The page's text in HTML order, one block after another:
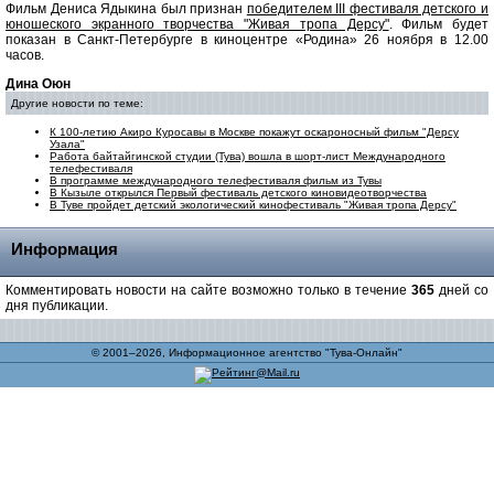
Фильм Дениса Ядыкина был признан победителем III фестиваля детского и
юношеского экранного творчества "Живая тропа Дерсу". Фильм будет
показан в Санкт-Петербурге в киноцентре «Родина» 26 ноября в 12.00
часов.
Дина Оюн
Другие новости по теме:
К 100-летию Акиро Куросавы в Москве покажут оскароносный фильм "Дерсу
Узала"
Работа байтайгинской студии (Тува) вошла в шорт-лист Международного
телефестиваля
В программе международного телефестиваля фильм из Тувы
В Кызыле открылся Первый фестиваль детского киновидеотворчества
В Туве пройдет детский экологический кинофестиваль "Живая тропа Дерсу"
Информация
Комментировать новости на сайте возможно только в течение 365 дней со
дня публикации.
© 2001–2026, Информационное агентство "Тува-Онлайн"